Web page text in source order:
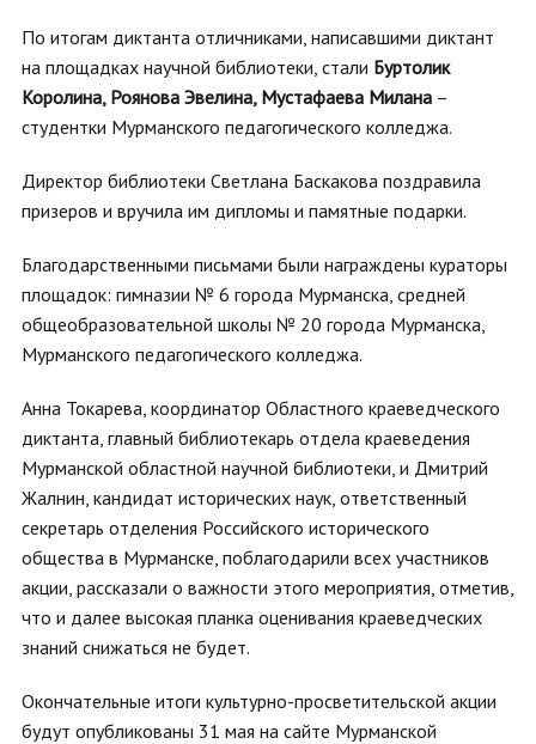
По итогам диктанта отличниками, написавшими диктант
на площадках научной библиотеки, стали Буртолик
Королина, Роянова Эвелина, Мустафаева Милана –
студентки Мурманского педагогического колледжа.
Директор библиотеки Светлана Баскакова поздравила
призеров и вручила им дипломы и памятные подарки.
Благодарственными письмами были награждены кураторы
площадок: гимназии № 6 города Мурманска, средней
общеобразовательной школы № 20 города Мурманска,
Мурманского педагогического колледжа.
Анна Токарева, координатор Областного краеведческого
диктанта, главный библиотекарь отдела краеведения
Мурманской областной научной библиотеки, и Дмитрий
Жалнин, кандидат исторических наук, ответственный
секретарь отделения Российского исторического
общества в Мурманске, поблагодарили всех участников
акции, рассказали о важности этого мероприятия, отметив,
что и далее высокая планка оценивания краеведческих
знаний снижаться не будет.
Окончательные итоги культурно-просветительской акции
будут опубликованы 31 мая на сайте Мурманской